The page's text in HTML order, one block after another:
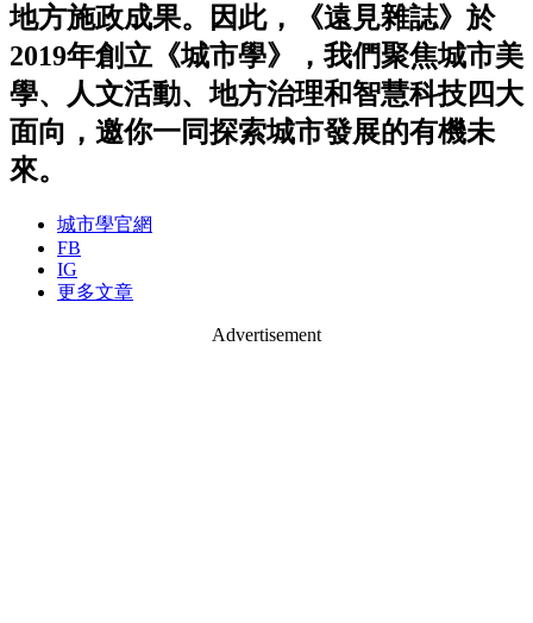
地方施政成果。因此，《遠見雜誌》於
2019年創立《城市學》，我們聚焦城市美
學、人文活動、地方治理和智慧科技四大
面向，邀你一同探索城市發展的有機未
來。
城市學官網
FB
IG
更多文章
Advertisement